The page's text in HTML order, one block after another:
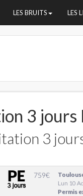
LES BRUITS LES
3
3
759€
Lun 10
Permis